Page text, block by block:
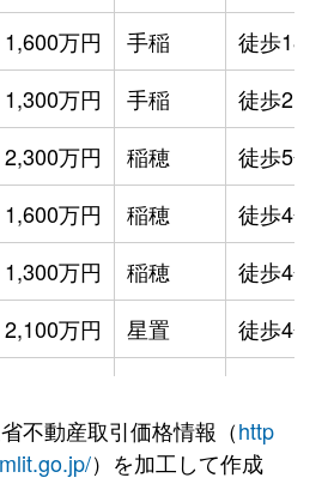
1,600万円 手稲
徒歩18分
1,300万円 手稲
徒歩21分
2,300万円 稲穂
徒歩5分
1,600万円 稲穂
徒歩4分
1,300万円 稲穂
徒歩4分
2,100万円 星置
徒歩4分
2,200万円 星置
徒歩6分
不動産取引価格情報（http
）を加工して作成